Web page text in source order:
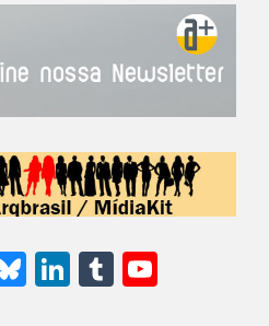
Bluesky
LinkedIn
Tumblr